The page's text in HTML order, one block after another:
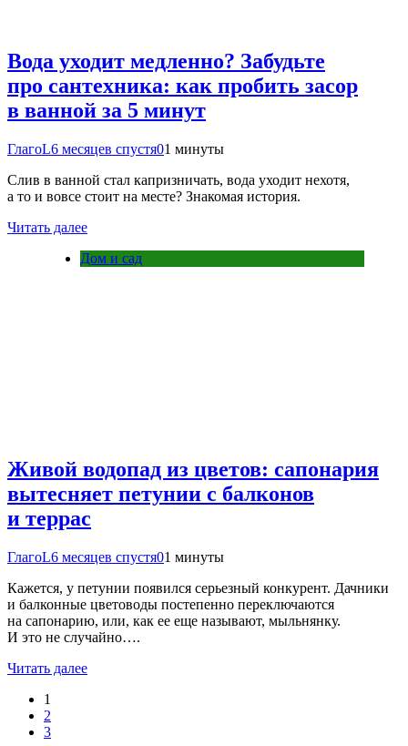
Вода уходит медленно? Забудьте
про сантехника: как пробить засор
в ванной за 5 минут
ГлагоL6 месяцев спустя01 минуты
Слив в ванной стал капризничать, вода уходит нехотя,
а то и вовсе стоит на месте? Знакомая история.
Читать далее
Дом и сад
Живой водопад из цветов: сапонария
вытесняет петунии с балконов
и террас
ГлагоL6 месяцев спустя01 минуты
Кажется, у петунии появился серьезный конкурент. Дачники
и балконные цветоводы постепенно переключаются
на сапонарию, или, как ее еще называют, мыльнянку.
И это не случайно….
Читать далее
1
2
3